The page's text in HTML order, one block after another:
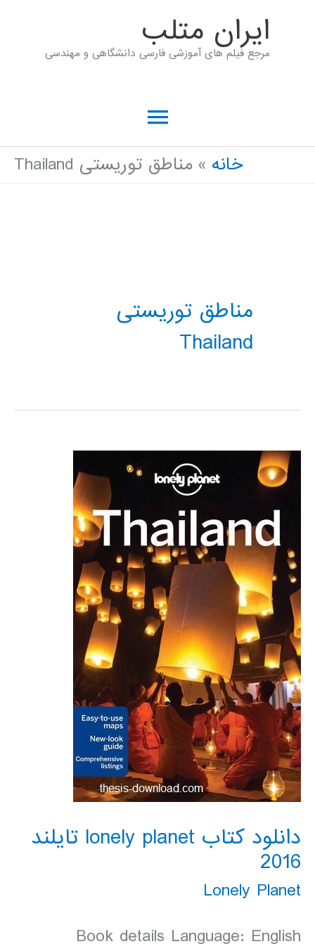
ايران متلب
مرجع فیلم های آموزشی فارسی دانشگاهی و مهندسی
فهرست
اصلی
خانه مناطق توریستی Thailand
مناطق توریستی
Thailand
دانلود کتاب lonely planet تایلند
2016
Lonely Planet
Book details Language: English